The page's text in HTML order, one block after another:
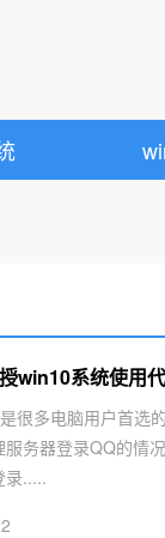
win10系统使用
很多电脑用户首选
服务器登录QQ的情
录.....